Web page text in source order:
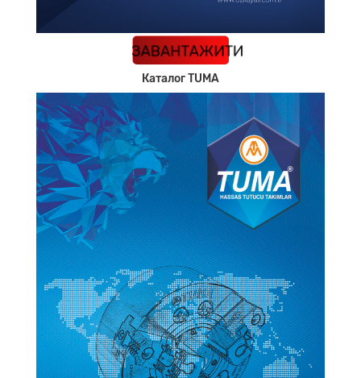
ЗАВАНТАЖИТИ
КАТАЛОГ
Каталог TUMA